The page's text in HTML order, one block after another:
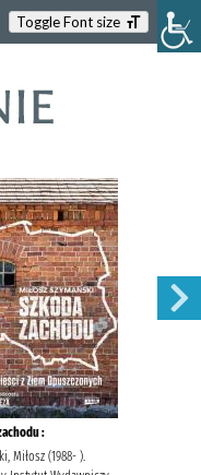
Toggle Font size